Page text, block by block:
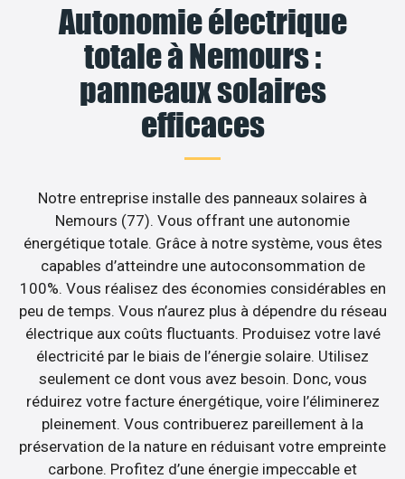
Autonomie électrique
totale à Nemours :
panneaux solaires
efficaces
Notre entreprise installe des panneaux solaires à
Nemours (77). Vous offrant une autonomie
énergétique totale. Grâce à notre système, vous êtes
capables d’atteindre une autoconsommation de
100%. Vous réalisez des économies considérables en
peu de temps. Vous n’aurez plus à dépendre du réseau
électrique aux coûts fluctuants. Produisez votre lavé
électricité par le biais de l’énergie solaire. Utilisez
seulement ce dont vous avez besoin. Donc, vous
réduirez votre facture énergétique, voire l’éliminerez
pleinement. Vous contribuerez pareillement à la
préservation de la nature en réduisant votre empreinte
carbone. Profitez d’une énergie impeccable et